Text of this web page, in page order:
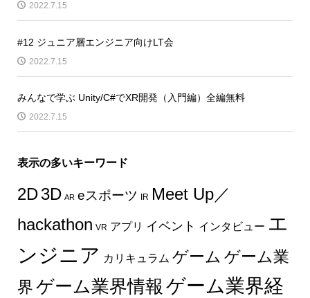
2022.7.15
#12 ジュニア層エンジニア向けLT会
2022.7.15
みんなで学ぶ Unity/C#でXR開発（入門編）全編無料
2022.7.15
表示の多いキーワード
2D3D AR eスポーツ IR
Meet Up／
hackathon VR アプリ イベント インタビュー エ
ンジニア カリキュラム ゲーム ゲーム業
界ゲーム業界情報 ゲーム業界経